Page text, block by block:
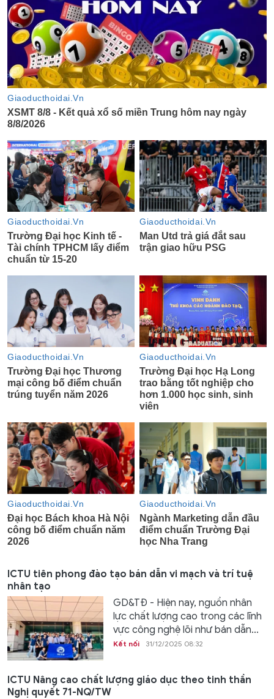
ICTU tiên phong đào tạo bán dẫn vi mạch và trí tuệ
nhân tạo
GD&TĐ - Hiện nay, nguồn nhân
lực chất lượng cao trong các lĩnh
vực công nghệ lõi như bán dẫn...
Kết nối 31/12/2025 08:32
ICTU Nâng cao chất lượng giáo dục theo tinh thần
Nghị quyết 71-NQ/TW